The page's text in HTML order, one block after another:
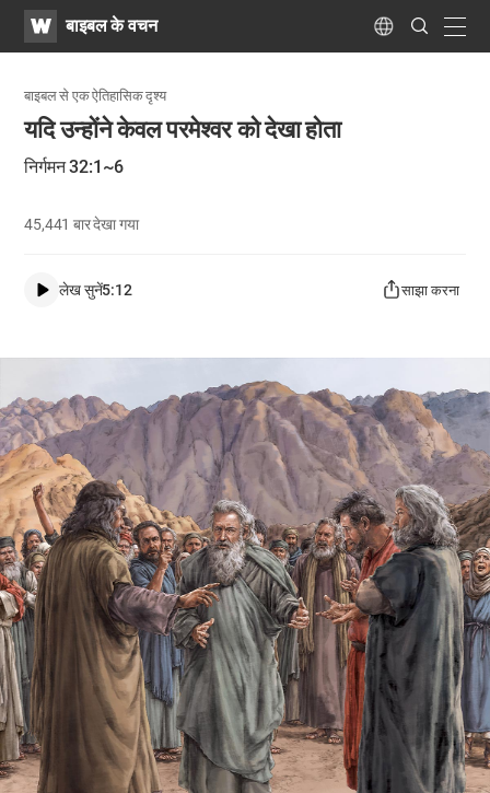
WATVबाइबल के वचन Language
Search
Submit
बाइबल से एक ऐतिहासिक दृश्य
यदि उन्होंने केवल परमेश्वर को देखा होता
निर्गमन 32:1~6
45,441बार देखा गया
लेख सुनें5:12 साझा करना